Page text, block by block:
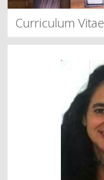
Curriculum Vitae